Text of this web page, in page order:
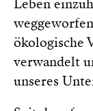
Leben
ökologische
verwandelt
unseres